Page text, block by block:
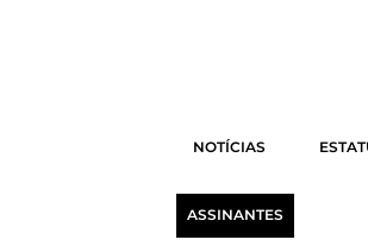
NOTÍCIAS
ASSINANTES